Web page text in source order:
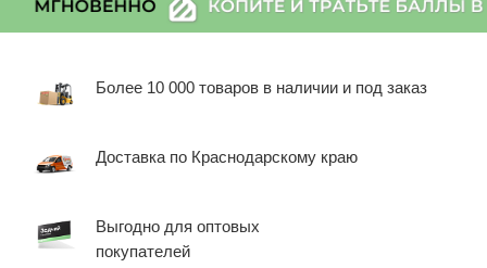
Более 10 000 товаров в наличии и под заказ
Доставка по Краснодарскому краю
Выгодно для оптовых
покупателей